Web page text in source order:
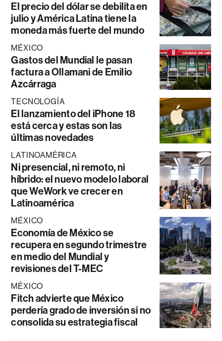
El precio del dólar se debilita en
julio y América Latina tiene la
moneda más fuerte del mundo
MÉXICO
Gastos del Mundial le pasan
factura a Ollamani de Emilio
Azcárraga
TECNOLOGÍA
El lanzamiento del iPhone 18
está cerca y estas son las
últimas novedades
LATINOAMÉRICA
Ni presencial, ni remoto, ni
híbrido: el nuevo modelo laboral
que WeWork ve crecer en
Latinoamérica
MÉXICO
Economía de México se
recupera en segundo trimestre
en medio del Mundial y
revisiones del T-MEC
MÉXICO
Fitch advierte que México
perdería grado de inversión si no
consolida su estrategia fiscal